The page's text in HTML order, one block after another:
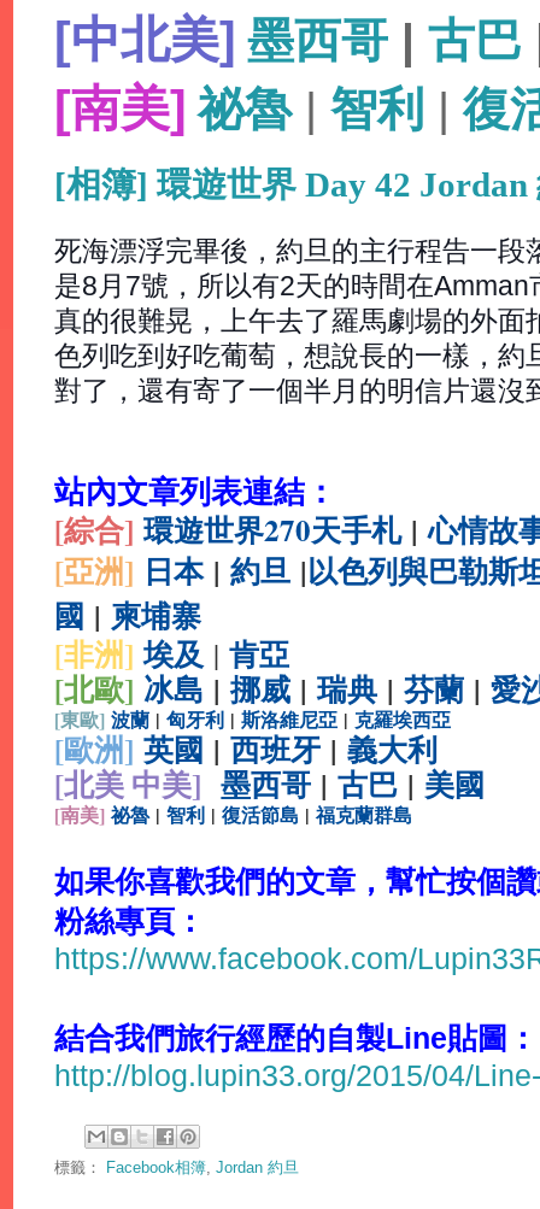
[中北美] 墨西哥 | 古巴
[南美] 祕魯| 智利 |復
[相簿] 環遊世界 Day 42
死海漂浮完畢後，約旦的主行程告一段
是8月7號，所以有2天的時間在
真的很難晃，上午去了羅馬劇場的外
色列吃到好吃葡萄，想說長的一樣，約
對了，還有寄了一個半月的明信片還沒
站內文章列表連結：
[綜合] 環遊世界270天手札|心情故
[亞洲] 日本 | 約旦 |以色列與巴勒斯
國 | 柬埔寨
[非洲]埃及 | 肯亞
[北歐] 冰島 | 挪威 | 瑞典 | 芬蘭 | 愛
[東歐] 波蘭 | 匈牙利 | 斯洛維尼亞 | 克羅埃西亞
[歐洲] 英國 | 西班牙 | 義大利
[北美 中美] 墨西哥 | 古巴 | 美國
[南美] 祕魯 | 智利 | 復活節島 | 福克蘭群島
如果你喜歡我們的文章，幫忙按個
粉絲專頁：
https://www.facebook.com/
結合我們旅行經歷的自製Line貼圖：
http://blog.lupin33.org/2015/04/
標籤： Facebook相簿 Jordan 約旦